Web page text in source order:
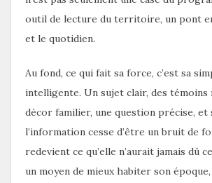
outil de lecture du territoire, un pont
et le quotidien.
Au fond, ce qui fait sa force, c’est sa
intelligente. Un sujet clair, des témoins
décor familier, une question précise, et
l’information cesse d’être un bruit de
redevient ce qu’elle n’aurait jamais dû
un moyen de mieux habiter son